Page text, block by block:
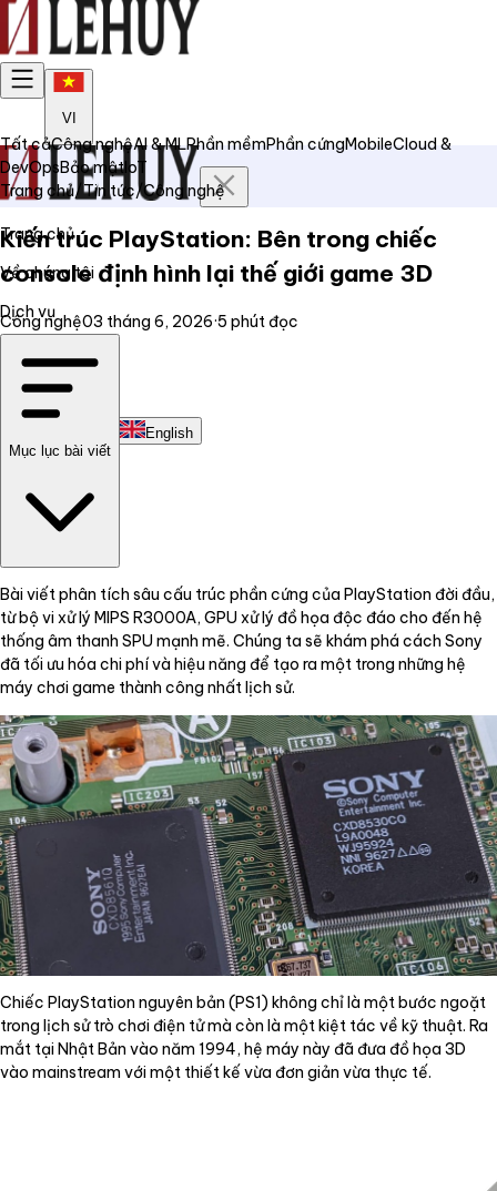
VI
Trang chủ
Về chúng tôi
Dịch vụ
Liên hệ
English
Tất cảCông nghệAI & MLPhần mềmPhần cứngMobileCloud &
DevOpsBảo mậtIoT
Trang chủ/Tin tức/Công nghệ
Kiến trúc PlayStation: Bên trong chiếc
console định hình lại thế giới game 3D
Công nghệ03 tháng 6, 2026·5 phút đọc
Mục lục bài viết
Bài viết phân tích sâu cấu trúc phần cứng của PlayStation đời đầu,
từ bộ vi xử lý MIPS R3000A, GPU xử lý đồ họa độc đáo cho đến hệ
thống âm thanh SPU mạnh mẽ. Chúng ta sẽ khám phá cách Sony
đã tối ưu hóa chi phí và hiệu năng để tạo ra một trong những hệ
máy chơi game thành công nhất lịch sử.
Chiếc PlayStation nguyên bản (PS1) không chỉ là một bước ngoặt
trong lịch sử trò chơi điện tử mà còn là một kiệt tác về kỹ thuật. Ra
mắt tại Nhật Bản vào năm 1994, hệ máy này đã đưa đồ họa 3D
vào mainstream với một thiết kế vừa đơn giản vừa thực tế.